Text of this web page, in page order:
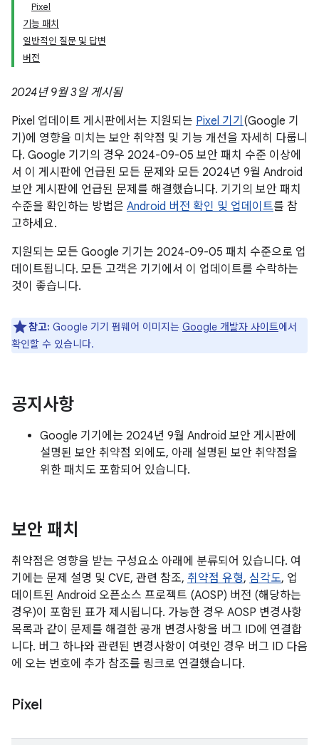
Pixel
기능 패치
일반적인 질문 및 답변
버전
2024년 9월 3일 게시됨
Pixel 업데이트 게시판에서는 지원되는 Pixel 기기 (Google 기
기)에 영향을 미치는 보안 취약점 및 기능 개선을 자세히 다룹니
다. Google 기기의 경우 2024-09-05 보안 패치 수준 이상에
서 이 게시판에 언급된 모든 문제와 모든 2024년 9월 Android
보안 게시판에 언급된 문제를 해결했습니다. 기기의 보안 패치
수준을 확인하는 방법은 Android 버전 확인 및 업데이트를 참
고하세요.
지원되는 모든 Google 기기는 2024-09-05 패치 수준으로 업
데이트됩니다. 모든 고객은 기기에서 이 업데이트를 수락하는
것이 좋습니다.
참고: Google 기기 펌웨어 이미지는 Google 개발자 사이트에서
확인할 수 있습니다.
공지사항
Google 기기에는 2024년 9월 Android 보안 게시판에
설명된 보안 취약점 외에도, 아래 설명된 보안 취약점을
위한 패치도 포함되어 있습니다.
보안 패치
취약점은 영향을 받는 구성요소 아래에 분류되어 있습니다. 여
기에는 문제 설명 및 CVE, 관련 참조, 취약점 유형, 심각도, 업
데이트된 Android 오픈소스 프로젝트 (AOSP) 버전 (해당하는
경우)이 포함된 표가 제시됩니다. 가능한 경우 AOSP 변경사항
목록과 같이 문제를 해결한 공개 변경사항을 버그 ID에 연결합
니다. 버그 하나와 관련된 변경사항이 여럿인 경우 버그 ID 다음
에 오는 번호에 추가 참조를 링크로 연결했습니다.
Pixel